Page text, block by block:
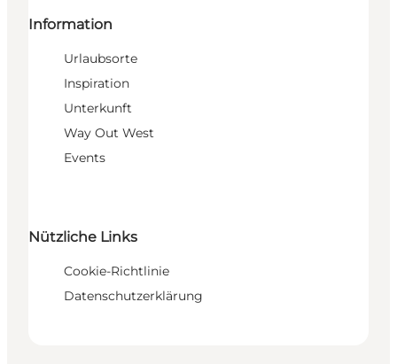
Information
Urlaubsorte
Inspiration
Unterkunft
Way Out West
Events
Nützliche Links
Cookie-Richtlinie
Datenschutzerklärung